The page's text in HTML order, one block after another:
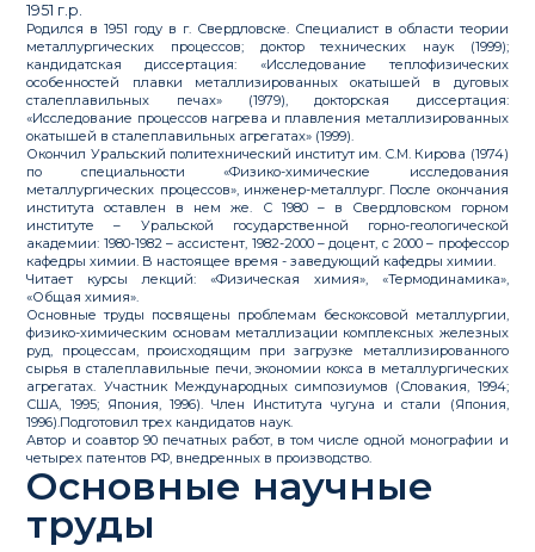
1951 г.р.
Родился в 1951 году в г. Свердловске. Специалист в области теории
металлургических процессов; доктор технических наук (1999);
кандидатская диссертация: «Исследование теплофизических
особенностей плавки металлизированных окатышей в дуговых
сталеплавильных печах» (1979), докторская диссертация:
«Исследование процессов нагрева и плавления металлизированных
окатышей в сталеплавильных агрегатах» (1999).
Окончил Уральский политехнический институт им. С.М. Кирова (1974)
по специальности «Физико-химические исследования
металлургических процессов», инженер-металлург. После окончания
института оставлен в нем же. С 1980 – в Свердловском горном
институте – Уральской государственной горно-геологической
академии: 1980-1982 – ассистент, 1982-2000 – доцент, с 2000 – профессор
кафедры химии. В настоящее время - заведующий кафедры химии.
Читает курсы лекций: «Физическая химия», «Термодинамика»,
«Общая химия».
Основные труды посвящены проблемам бескоксовой металлургии,
физико-химическим основам металлизации комплексных железных
руд, процессам, происходящим при загрузке металлизированного
сырья в сталеплавильные печи, экономии кокса в металлургических
агрегатах. Участник Международных симпозиумов (Словакия, 1994;
США, 1995; Япония, 1996). Член Института чугуна и стали (Япония,
1996).Подготовил трех кандидатов наук.
Автор и соавтор 90 печатных работ, в том числе одной монографии и
четырех патентов РФ, внедренных в производство.
Основные научные
труды